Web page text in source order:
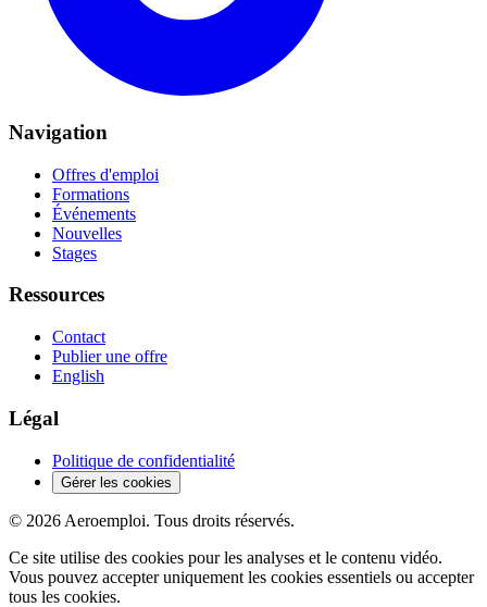
Navigation
Offres d'emploi
Formations
Événements
Nouvelles
Stages
Ressources
Contact
Publier une offre
English
Légal
Politique de confidentialité
Gérer les cookies
© 2026 Aeroemploi. Tous droits réservés.
Ce site utilise des cookies pour les analyses et le contenu vidéo.
Vous pouvez accepter uniquement les cookies essentiels ou accepter
tous les cookies.